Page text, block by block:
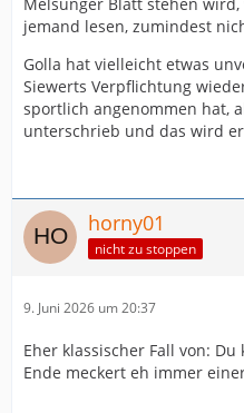
jemand lesen, zumindest
Golla hat vielleicht etwas
Siewerts Verpflichtung
sportlich angenommen hat,
unterschrieb und das wird
horny01
nicht zu stoppen
9. Juni 2026 um 20:37
Eher klassischer Fall von:
Ende meckert eh immer